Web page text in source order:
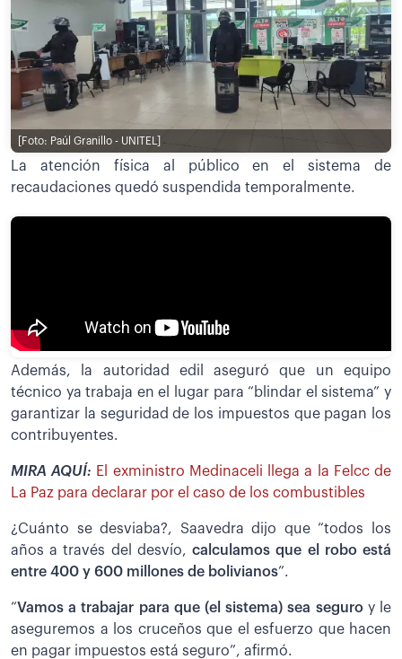
[Foto: Paúl Granillo - UNITEL]
La atención física al público en el sistema de
recaudaciones quedó suspendida temporalmente.
Además, la autoridad edil aseguró que un equipo
técnico ya trabaja en el lugar para “blindar el sistema” y
garantizar la seguridad de los impuestos que pagan los
contribuyentes.
MIRA AQUÍ: El exministro Medinaceli llega a la Felcc de
La Paz para declarar por el caso de los combustibles
¿Cuánto se desviaba?, Saavedra dijo que “todos los
años a través del desvío,calculamos que el robo está
entre 400 y 600 millones de bolivianos”.
“Vamos a trabajar para que (el sistema) sea seguro y le
aseguremos a los cruceños que el esfuerzo que hacen
en pagar impuestos está seguro”, afirmó.